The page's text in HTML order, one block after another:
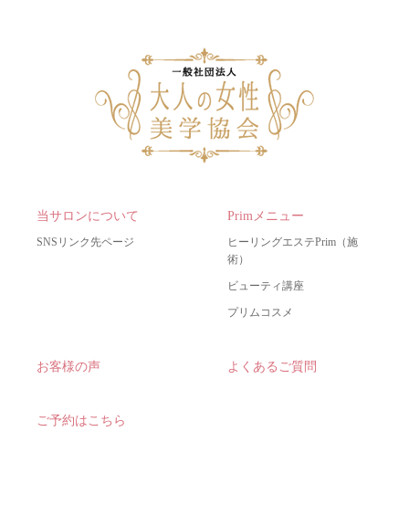
当サロンについて
SNSリンク先ページ
Primメニュー
ヒーリングエステPrim（施
術）
ビューティ講座
プリムコスメ
お客様の声 よくあるご質問
ご予約はこちら